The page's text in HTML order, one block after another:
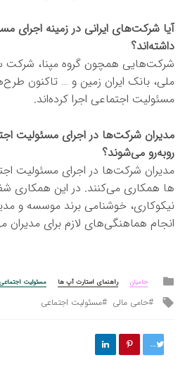
آیا شرکت‌های ایرانی در زمینه اجرای
داشته‌اند؟
شرکت‌هایی همچون گروه مپنا، شرکت
ملی، بانک ایران زمین و … تاکنون
مسئولیت اجتماعی اجرا کرده‌اند.
مدیران شرکت‌ها در اجرای مسئولیت
روبه‌رو می‌شوند؟
مدیران شرکت‌ها در اجرای مسئولیت
ها همکاری می‌کنند. در این همکاری
نیکوکاری، خوشنامی برند موسسه و
انجام هماهنگی‌های لازم برای مدیران
Posted
حامیان راهنمای استارت آپ ها مسئولیت اجتماعی
Tagged
حامی مالی مسئولیت اجتماعی
توییت